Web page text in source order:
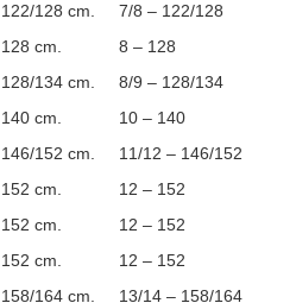
122/128 cm.
7/8 – 122/128
128 cm.
8 – 128
128/134 cm.
8/9 – 128/134
140 cm.
10 – 140
146/152 cm.
11/12 – 146/152
152 cm.
12 – 152
152 cm.
12 – 152
152 cm.
12 – 152
158/164 cm. 13/14 – 158/164